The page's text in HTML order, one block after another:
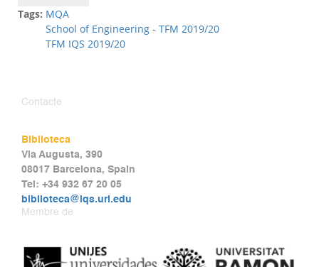
Tags: MQA
School of Engineering - TFM 2019/20
TFM IQS 2019/20
Contacte
Biblioteca
Via Augusta, 390
08017 Barcelona, Spain
Tel: +34 932 67 20 05
biblioteca@iqs.url.edu
Membre de